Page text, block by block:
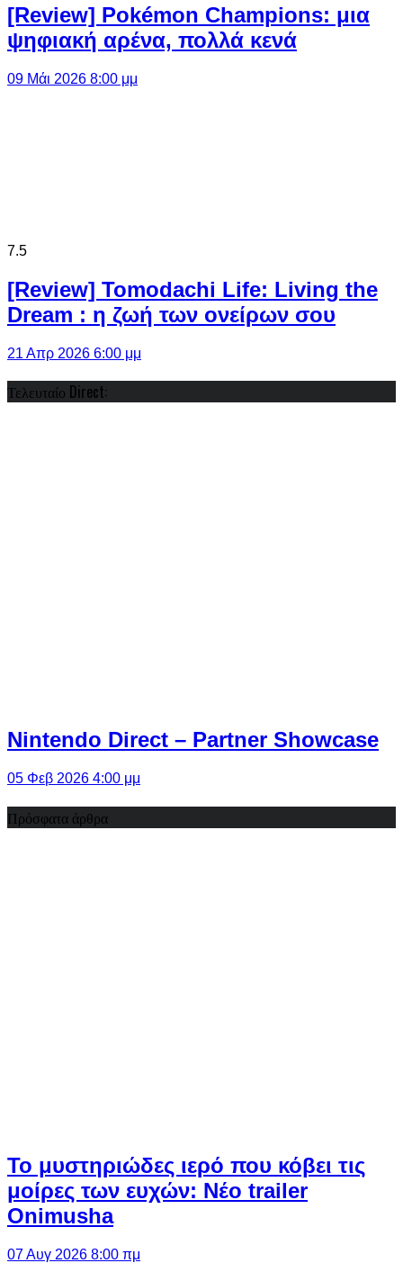
[Review] Pokémon Champions: μια
ψηφιακή αρένα, πολλά κενά
09 Μάι 2026 8:00 μμ
7.5
[Review] Tomodachi Life: Living the
Dream : η ζωή των ονείρων σου
21 Απρ 2026 6:00 μμ
Τελευταίο Direct:
Nintendo Direct – Partner Showcase
05 Φεβ 2026 4:00 μμ
Πρόσφατα άρθρα
Το μυστηριώδες ιερό που κόβει τις
μοίρες των ευχών: Νέο trailer
Onimusha
07 Αυγ 2026 8:00 πμ